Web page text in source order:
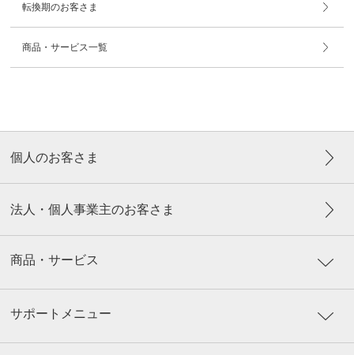
転換期のお客さま
商品・サービス一覧
個人のお客さま
法人・個人事業主のお客さま
商品・サービス
サポートメニュー